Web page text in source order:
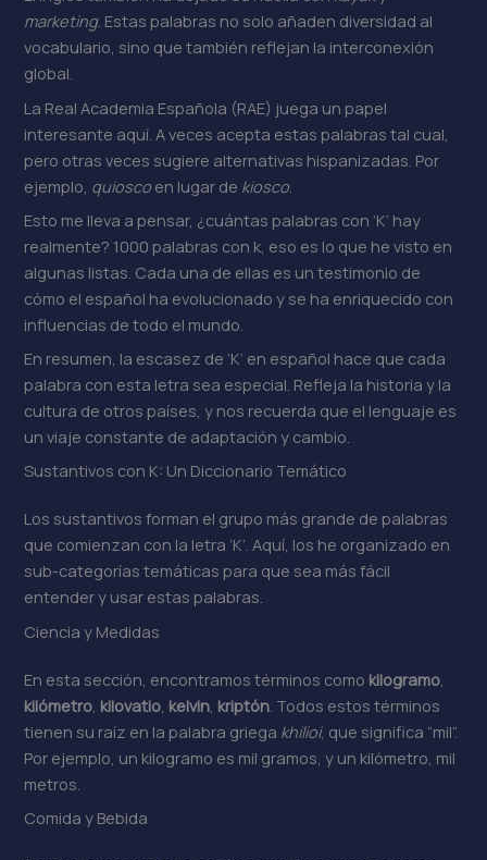
marketing. Estas palabras no solo añaden diversidad al
vocabulario, sino que también reflejan la interconexión
global.
La Real Academia Española (RAE) juega un papel
interesante aquí. A veces acepta estas palabras tal cual,
pero otras veces sugiere alternativas hispanizadas. Por
ejemplo, quiosco en lugar de kiosco
Esto me lleva a pensar, ¿cuántas palabras con ‘K’ hay
realmente? 1000 palabras con k, eso es lo que he visto en
algunas listas. Cada una de ellas es un testimonio de
cómo el español ha evolucionado y se ha enriquecido con
influencias de todo el mundo.
En resumen, la escasez de ‘K’ en español hace que cada
palabra con esta letra sea especial. Refleja la historia y la
cultura de otros países, y nos recuerda que el lenguaje es
un viaje constante de adaptación y cambio.
Sustantivos con K: Un Diccionario Temático
Los sustantivos forman el grupo más grande de palabras
que comienzan con la letra ‘K’. Aquí, los he organizado en
sub-categorías temáticas para que sea más fácil
entender y usar estas palabras.
Ciencia y Medidas
En esta sección, encontramos términos como kilogramo
kilómetro kilovatio kelvin kriptón . Todos estos términos
tienen su raíz en la palabra griega khilioi, que significa “mil”.
Por ejemplo, un kilogramo es mil gramos, y un kilómetro, mil
metros.
Comida y Bebida